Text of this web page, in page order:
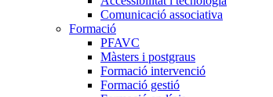
Comunicació associativa
Formació
PFAVC
Màsters i postgraus
Formació intervenció
Formació gestió